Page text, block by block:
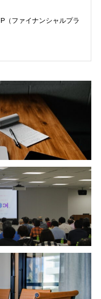
（ファイナンシャルプラ